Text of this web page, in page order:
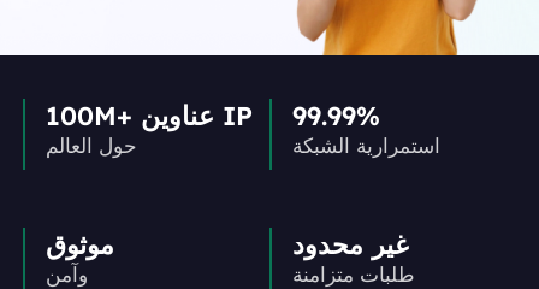
100M+ عناوين IP
حول العالم
99.99%
استمرارية الشبكة
موثوق
وآمن
غير محدود
طلبات متزامنة